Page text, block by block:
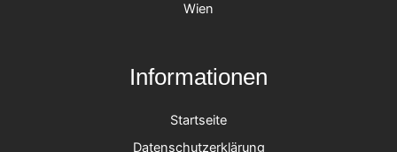
Wien
Informationen
Startseite
Datenschutzerklärung